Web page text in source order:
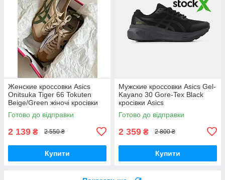
Женские кроссовки Asics
Onitsuka Tiger 66 Tokuten
Beige/Green жіночі кросівки
Asics
Готово до відправки
2 139 ₴ 2 550 ₴
Купити
Мужские кроссовки Asics Gel-
Kayano 30 Gore-Tex Black
кросівки Asics
Готово до відправки
2 359 ₴ 2 800 ₴
Купити